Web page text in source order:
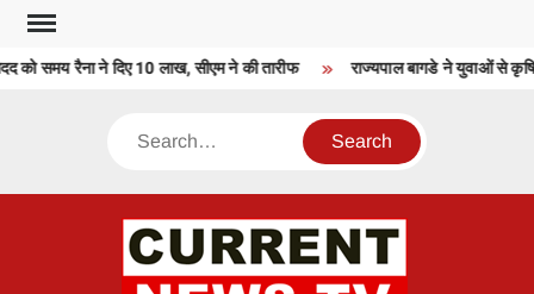
Skip
content
को समय रैना ने दिए 10 लाख, सीएम ने की तारीफ राज्यपाल बागडे ने युवाओं से
Search